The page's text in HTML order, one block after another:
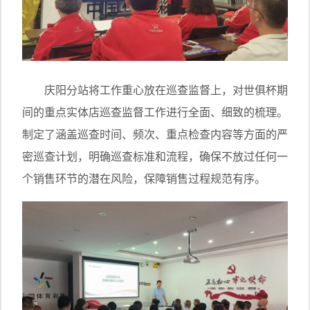
庆阳分站将工作重心放在巡查监督上，对世俱杯期
间的重点实体店巡查监督工作进行全面、细致的梳理。
制定了涵盖巡查时间、频次、重点检查内容等方面的严
密巡查计划，明确巡查标准和流程，确保不放过任何一
个销售环节的潜在风险，保障销售过程规范有序。